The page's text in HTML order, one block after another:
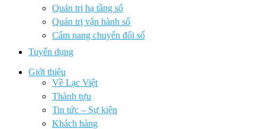
Quản trị hạ tầng số
Quản trị vận hành số
Cẩm nang chuyển đổi số
Tuyển dụng
Giới thiệu
Về Lạc Việt
Thành tựu
Tin tức – Sự kiện
Khách hàng